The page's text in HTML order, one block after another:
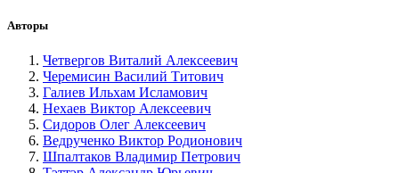
Авторы
Четвергов Виталий Алексеевич
Черемисин Василий Титович
Галиев Ильхам Исламович
Нехаев Виктор Алексеевич
Сидоров Олег Алексеевич
Ведрученко Виктор Родионович
Шпалтаков Владимир Петрович